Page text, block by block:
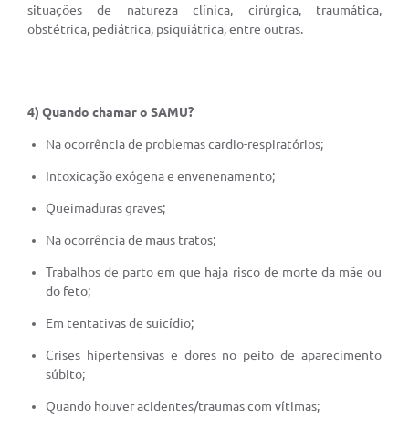
situações de natureza clínica, cirúrgica, traumática,
obstétrica, pediátrica, psiquiátrica, entre outras.
4) Quando chamar o SAMU?
Na ocorrência de problemas cardio-respiratórios;
Intoxicação exógena e envenenamento;
Queimaduras graves;
Na ocorrência de maus tratos;
Trabalhos de parto em que haja risco de morte da mãe ou
do feto;
Em tentativas de suicídio;
Crises hipertensivas e dores no peito de aparecimento
súbito;
Quando houver acidentes/traumas com vítimas;